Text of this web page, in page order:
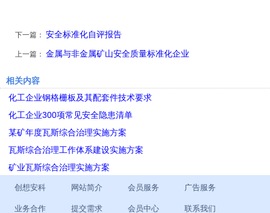
下一篇： 安全标准化自评报告
上一篇： 金属与非金属矿山安全质量标准化企业
相关内容
化工企业钢格栅板及其配套件技术要求
化工企业300项常见安全隐患清单
某矿年度瓦斯综合治理实施方案
瓦斯综合治理工作体系建设实施方案
矿业瓦斯综合治理实施方案
创想安科 网站简介 会员服务 广告服务
业务合作 提交需求 会员中心 联系我们